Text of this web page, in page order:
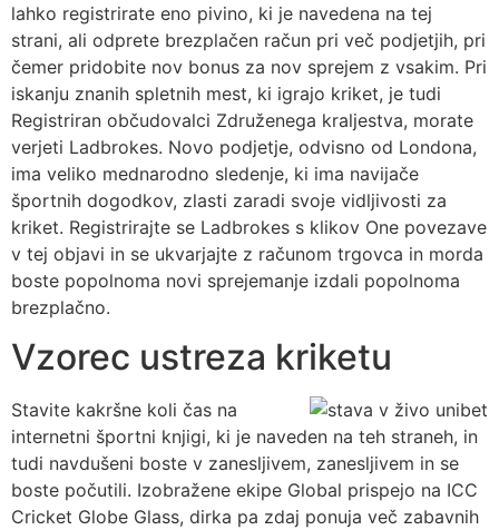
lahko registrirate eno pivino, ki je navedena na tej
strani, ali odprete brezplačen račun pri več podjetjih, pri
čemer pridobite nov bonus za nov sprejem z vsakim. Pri
iskanju znanih spletnih mest, ki igrajo kriket, je tudi
Registriran občudovalci Združenega kraljestva, morate
verjeti Ladbrokes. Novo podjetje, odvisno od Londona,
ima veliko mednarodno sledenje, ki ima navijače
športnih dogodkov, zlasti zaradi svoje vidljivosti za
kriket. Registrirajte se Ladbrokes s klikov One povezave
v tej objavi in ​​se ukvarjajte z računom trgovca in morda
boste popolnoma novi sprejemanje izdali popolnoma
brezplačno.
Vzorec ustreza kriketu
Stavite kakršne koli čas na
internetni športni knjigi, ki je naveden na teh straneh, in
tudi navdušeni boste v zanesljivem, zanesljivem in se
boste počutili. Izobražene ekipe Global prispejo na ICC
Cricket Globe Glass, dirka pa zdaj ponuja več zabavnih